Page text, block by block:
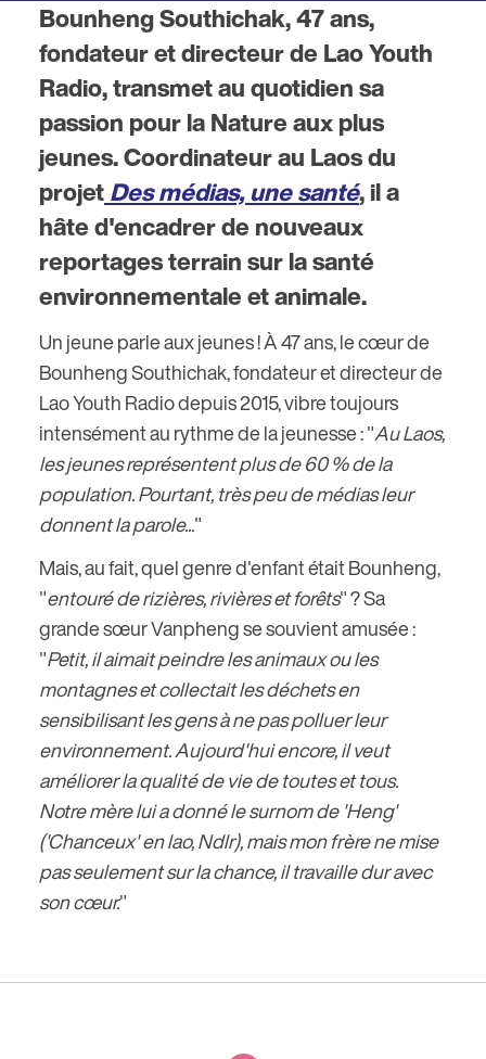
Bounheng Southichak, 47 ans,
fondateur et directeur de Lao Youth
Radio, transmet au quotidien sa
passion pour la Nature aux plus
jeunes. Coordinateur au Laos du
projetDes médias, une santé, il a
hâte d'encadrer de nouveaux
reportages terrain sur la santé
environnementale et animale.
Un jeune parle aux jeunes ! À 47 ans, le cœur de
Bounheng Southichak, fondateur et directeur de
Lao Youth Radio depuis 2015, vibre toujours
intensément au rythme de la jeunesse : "Au Laos,
les jeunes représentent plus de 60 % de la
population. Pourtant, très peu de médias leur
donnent la parole..."
Mais, au fait, quel genre d'enfant était Bounheng,
"entouré de rizières, rivières et forêts" ? Sa
grande sœur Vanpheng se souvient amusée :
"Petit, il aimait peindre les animaux ou les
montagnes et collectait les déchets en
sensibilisant les gens à ne pas polluer leur
environnement. Aujourd'hui encore, il veut
améliorer la qualité de vie de toutes et tous.
Notre mère lui a donné le surnom de 'Heng'
('Chanceux' en lao, Ndlr), mais mon frère ne mise
pas seulement sur la chance, il travaille dur avec
son cœur."